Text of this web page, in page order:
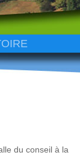
du conseil à la